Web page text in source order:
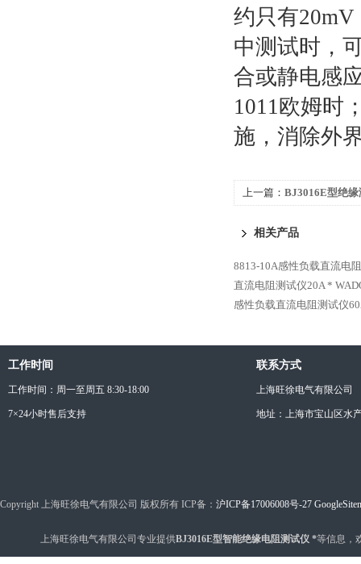
约只有
中测试时，
合或静电感
1011欧姆时
施，消除外
上一篇： BJ3016E型绝
相关产品
8813-10A感性负载直流电
直流电阻测试仪20A *
感性负载直流电阻测试仪
工作时间
工作时间：周一至周五 8:30-18:00
7×24小时售后支持
联系方式
上海旺徐电气有限公司
地址：上海市宝山区水
Copyright 上海旺徐电气有限公司 版权所有 ICP备： 沪ICP备17006008号-27
上海旺徐电气有限公司专业提供BJ3016E型智能绝缘电阻测试仪 *等信息，